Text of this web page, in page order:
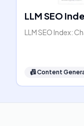
LLM SEO
LLM SEO Index:
📠Content